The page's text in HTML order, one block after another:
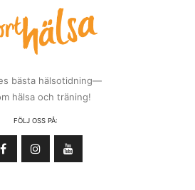
bästa hälsotidning—
hälsa och träning!
FÖLJ OSS PÅ: